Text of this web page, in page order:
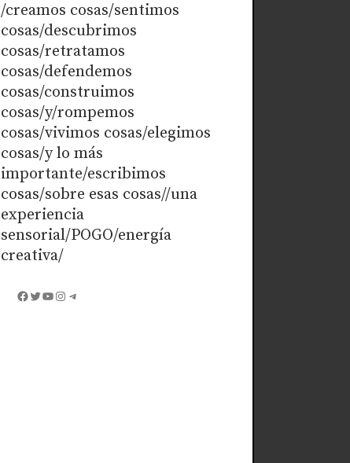
/creamos cosas/sentimos
cosas/descubrimos
cosas/retratamos
cosas/defendemos
cosas/construimos
cosas/y/rompemos
cosas/vivimos cosas/elegimos
cosas/y lo más
importante/escribimos
cosas/sobre esas cosas//una
experiencia
sensorial/POGO/energía
creativa/
Facebook
Twitter
YouTube
Instagram
Telegram